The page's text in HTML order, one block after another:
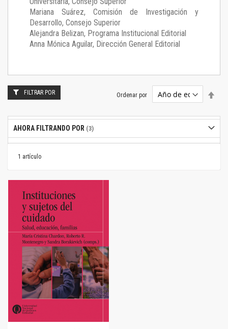
Mariana Suárez, Comisión de Investigación y
Desarrollo, Consejo Superior
Alejandra Belizan, Programa Institucional Editorial
Anna Mónica Aguilar, Dirección General Editorial
1 artículo
Ordenar por
FILTRAR POR
AHORA FILTRANDO POR